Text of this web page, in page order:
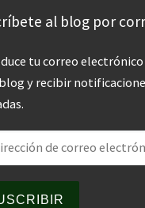
al blog por
tu correo
y recibir
de correo